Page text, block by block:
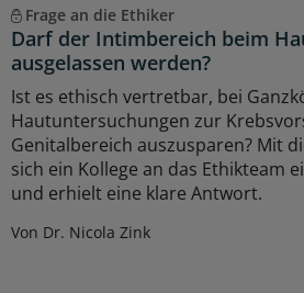
Frage an die Ethiker
Darf der Intimbereich beim
ausgelassen werden?
Ist es ethisch vertretbar, bei
Hautuntersuchungen zur
Genitalbereich auszusparen? Mit
sich ein Kollege an das Ethikteam
und erhielt eine klare Antwort.
Von Dr. Nicola Zink